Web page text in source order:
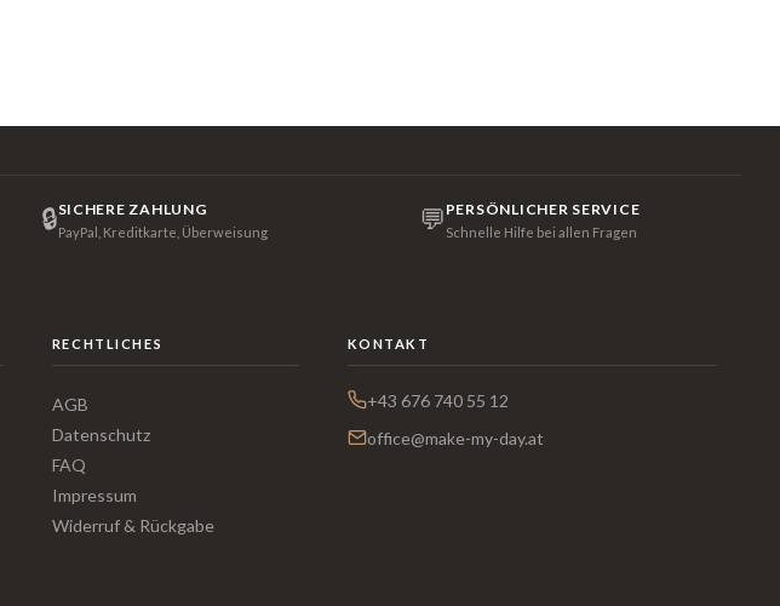
🔒SICHERE ZAHLUNG
PayPal, Kreditkarte, Überweisung 💬 PERSÖNLICHER SERVICE
Schnelle Hilfe bei allen Fragen
RECHTLICHES
AGB
Datenschutz
FAQ
Impressum
Widerruf & Rückgabe
KONTAKT
+43 676 740 55 12
office@make-my-day.at